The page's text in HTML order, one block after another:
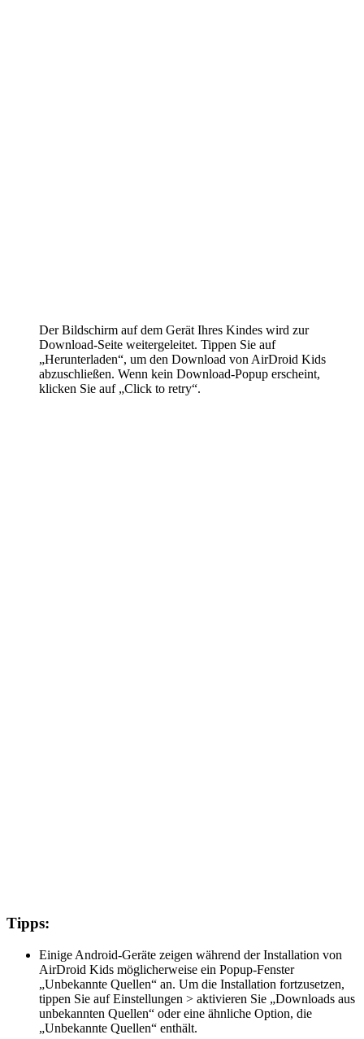
Der Bildschirm auf dem Gerät Ihres Kindes wird zur
Download-Seite weitergeleitet. Tippen Sie auf
„Herunterladen“, um den Download von AirDroid Kids
abzuschließen. Wenn kein Download-Popup erscheint,
klicken Sie auf „Click to retry“.
Tipps:
Einige Android-Geräte zeigen während der Installation von
AirDroid Kids möglicherweise ein Popup-Fenster
„Unbekannte Quellen“ an. Um die Installation fortzusetzen,
tippen Sie auf Einstellungen > aktivieren Sie „Downloads aus
unbekannten Quellen“ oder eine ähnliche Option, die
„Unbekannte Quellen“ enthält.